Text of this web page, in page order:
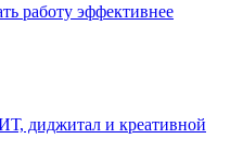
работу эффективнее
диджитал и креативной